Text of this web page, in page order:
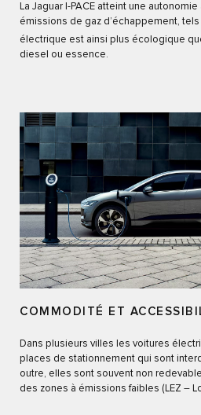
La Jaguar I-PACE atteint une
émissions de gaz d’échappement,
électrique est ainsi plus écologique
diesel ou essence.
COMMODITÉ ET
Dans plusieurs villes les voitures
places de stationnement qui sont
outre, elles sont souvent non
des zones à émissions faibles (LEZ –